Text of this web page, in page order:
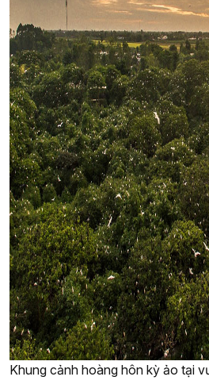
Khung cảnh hoàng hôn kỳ ảo tại